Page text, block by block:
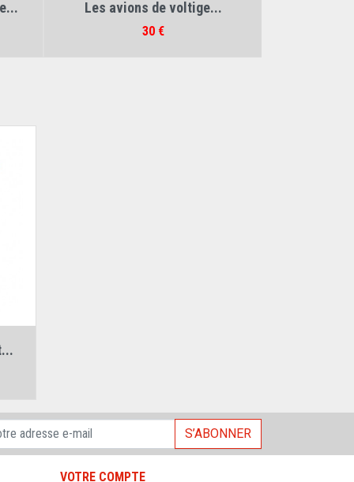
Les avions de voltige...
Prix
30 €
S’ABONNER
VOTRE COMPTE